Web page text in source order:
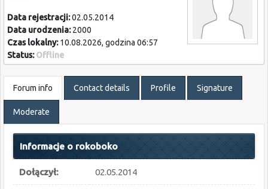
Data rejestracji:02.05.2014
Data urodzenia:2000
Czas lokalny:10.08.2026, godzina 06:57
Status: Offline
Forum info Contact details Profile Signature
Moderate
Informacje o rokoboko
Dołączył: 02.05.2014